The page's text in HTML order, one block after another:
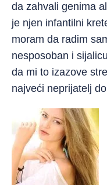
da zahvali genima
je njen infantilni
moram da radim
nesposoban i
da mi to izazove
najveći neprijatelj